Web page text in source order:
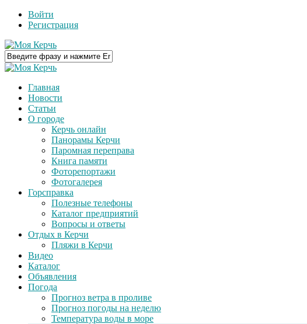
Войти
Регистрация
Главная
Новости
Статьи
О городе
Керчь онлайн
Панорамы Керчи
Паромная переправа
Книга памяти
Фоторепортажи
Фотогалерея
Горсправка
Полезные телефоны
Каталог предприятий
Вопросы и ответы
Отдых в Керчи
Пляжи в Керчи
Видео
Каталог
Объявления
Погода
Прогноз ветра в проливе
Прогноз погоды на неделю
Температура воды в море